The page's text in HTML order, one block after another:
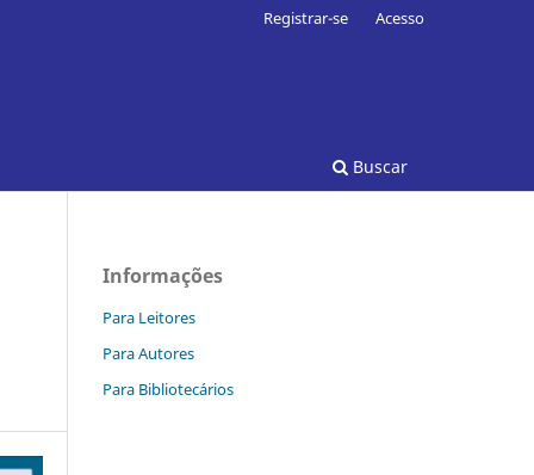
Buscar
Registrar-se Acesso
Informações
Para Leitores
Para Autores
Para Bibliotecários